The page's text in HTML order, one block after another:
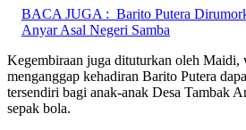
BACA JUGA : Barito Putera
Anyar Asal Negeri Samba
Kegembiraan juga dituturkan oleh Maidi,
menganggap kehadiran Barito Putera
tersendiri bagi anak-anak Desa Tambak
sepak bola.